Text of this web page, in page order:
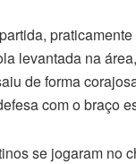
levantada na
de forma
com o braço
se jogaram no